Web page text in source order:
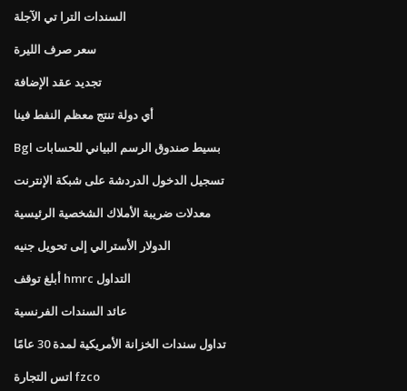
السندات الترا تي الآجلة
سعر صرف الليرة
تجديد عقد الإضافة
أي دولة تنتج معظم النفط فينا
Bgl بسيط صندوق الرسم البياني للحسابات
تسجيل الدخول الدردشة على شبكة الإنترنت
معدلات ضريبة الأملاك الشخصية الرئيسية
الدولار الأسترالي إلى تحويل جنيه
أبلغ توقف hmrc التداول
عائد السندات الفرنسية
تداول سندات الخزانة الأمريكية لمدة 30 عامًا
اتس التجارة fzco